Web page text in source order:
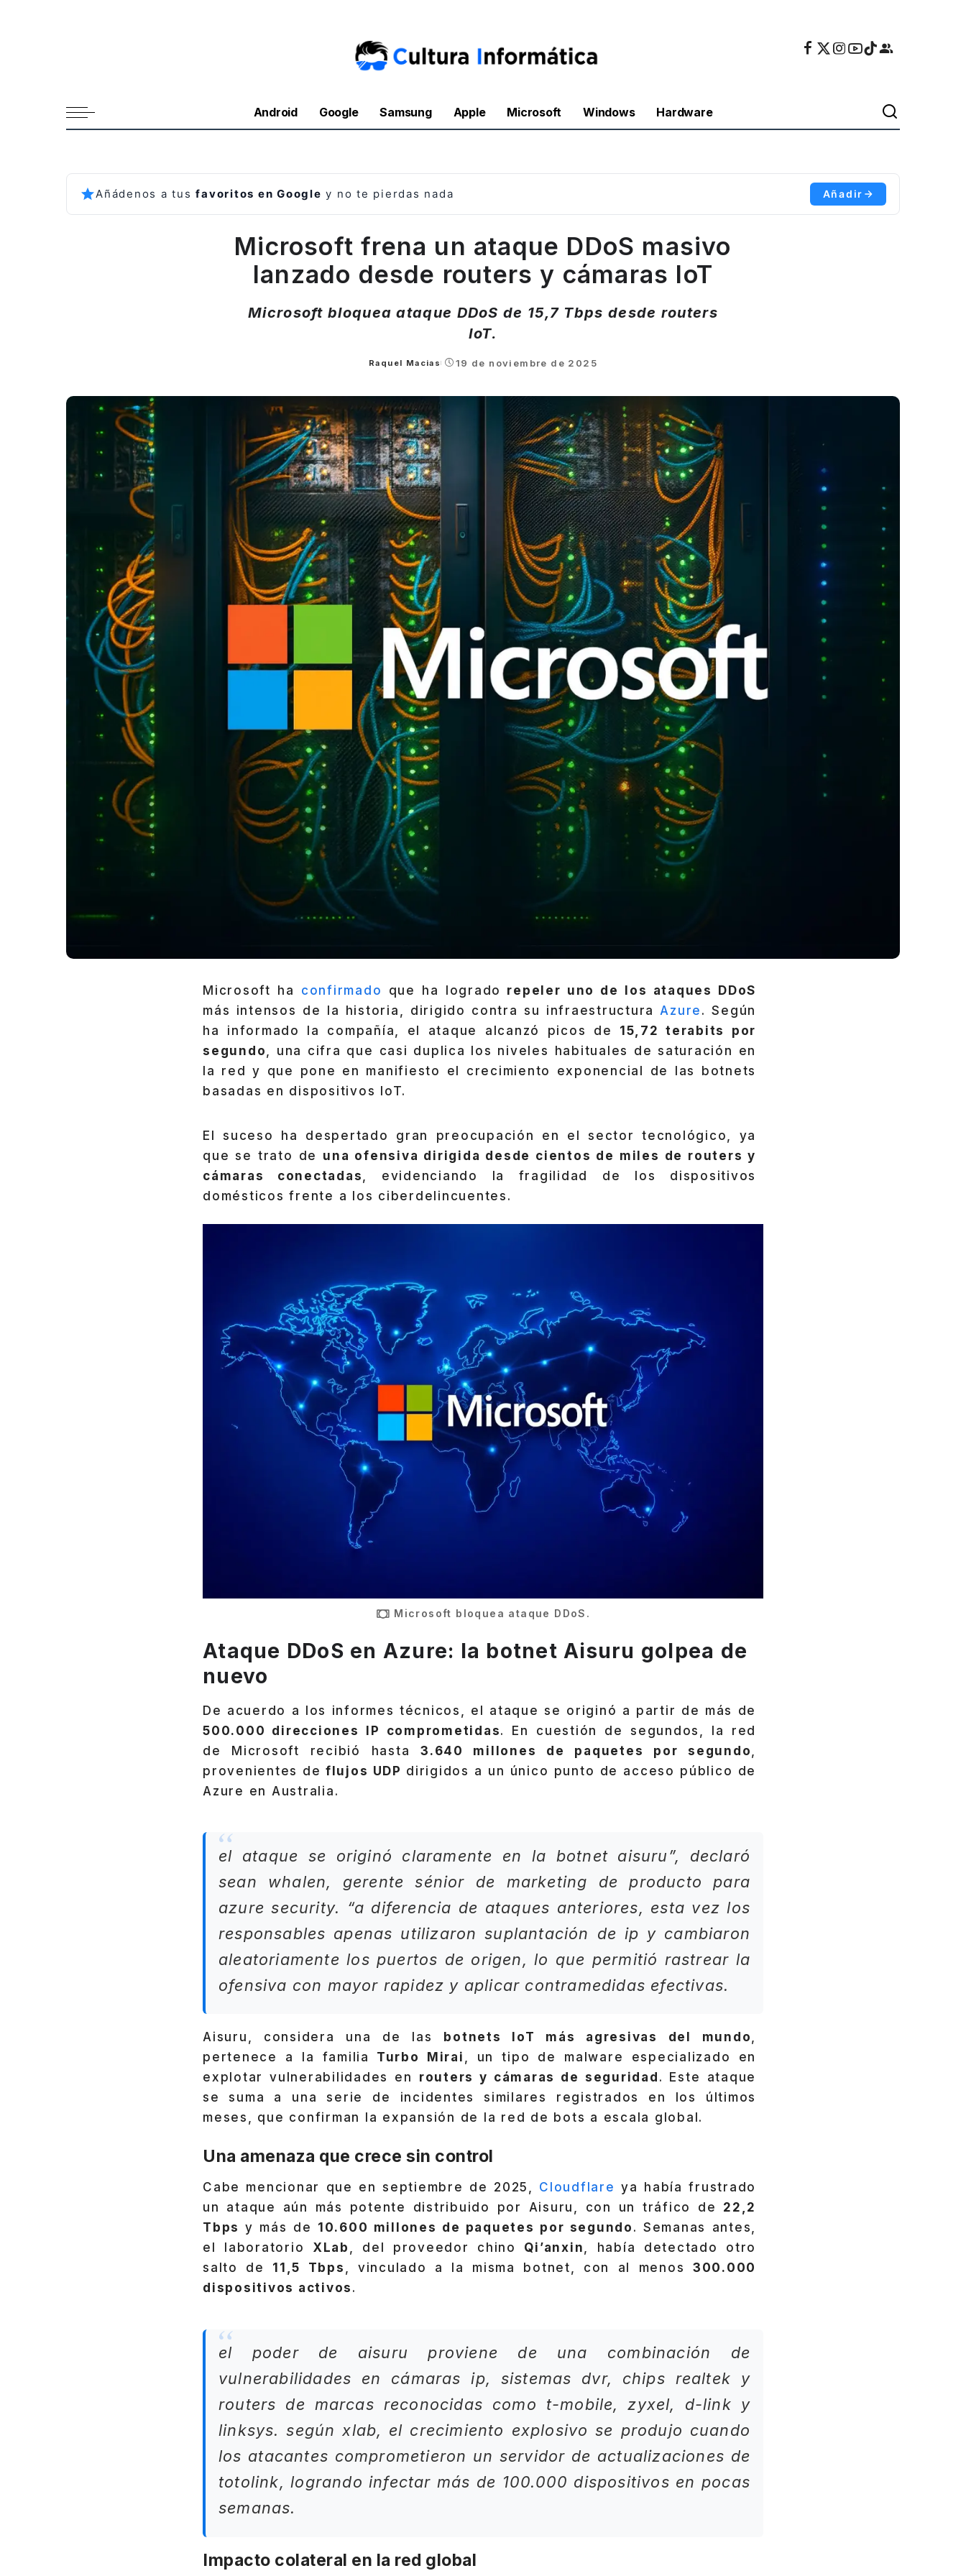
Android Google Samsung Apple Microsoft Windows Hardware
Añádenos a tusfavoritos en Google y no te pierdas nada Añadir
Microsoft frena un ataque DDoS masivo
lanzado desde routers y cámaras IoT
Microsoft bloquea ataque DDoS de 15,7 Tbps desde routers
IoT.
Posted
Raquel Macias 19 de noviembre de 2025
Microsoft ha confirmado que ha logrado repeler uno de los ataques DDoS
más intensos de la historia, dirigido contra su infraestructuraAzure . Según
ha informado la compañía, el ataque alcanzó picos de 15,72 terabits por
segundo, una cifra que casi duplica los niveles habituales de saturación en
la red y que pone en manifiesto el crecimiento exponencial de las botnets
basadas en dispositivos IoT.
El suceso ha despertado gran preocupación en el sector tecnológico, ya
que se trato de una ofensiva dirigida desde cientos de miles de routers y
cámaras conectadas
, evidenciando la fragilidad de los dispositivos
domésticos frente a los ciberdelincuentes.
Microsoft bloquea ataque DDoS.
Ataque DDoS en Azure: la botnet Aisuru golpea de
nuevo
De acuerdo a los informes técnicos, el ataque se originó a partir de más de
500.000 direcciones IP comprometidas. En cuestión de segundos, la red
de Microsoft recibió hasta3.640 millones de paquetes por segundo
provenientes de flujos UDP dirigidos a un único punto de acceso público de
Azure en Australia.
el ataque se originó claramente en la botnet aisuru”, declaró
sean whalen, gerente sénior de marketing de producto para
azure security. “a diferencia de ataques anteriores, esta vez los
responsables apenas utilizaron suplantación de ip y cambiaron
aleatoriamente los puertos de origen, lo que permitió rastrear la
ofensiva con mayor rapidez y aplicar contramedidas efectivas.
Aisuru, considera una de las botnets IoT más agresivas del mundo,
pertenece a la familia
Turbo Mirai , un tipo de malware especializado en
explotar vulnerabilidades en routers y cámaras de seguridad . Este ataque
se suma a una serie de incidentes similares registrados en los últimos
meses, que confirman la expansión de la red de bots a escala global.
Una amenaza que crece sin control
Cabe mencionar que en septiembre de 2025, Cloudflare ya había frustrado
un ataque aún más potente distribuido por Aisuru, con un tráfico de 22,2
Tbps y más de 10.600 millones de paquetes por segundo . Semanas antes,
el laboratorio XLab , del proveedor chino Qi’anxin, había detectado otro
salto de 11,5 Tbps , vinculado a la misma botnet, con al menos 300.000
dispositivos activos .
el poder de aisuru proviene de una combinación de
vulnerabilidades en cámaras ip, sistemas dvr, chips realtek y
routers de marcas reconocidas como t-mobile, zyxel, d-link y
linksys. según xlab, el crecimiento explosivo se produjo cuando
los atacantes comprometieron un servidor de actualizaciones de
totolink, logrando infectar más de 100.000 dispositivos en pocas
semanas.
Impacto colateral en la red global